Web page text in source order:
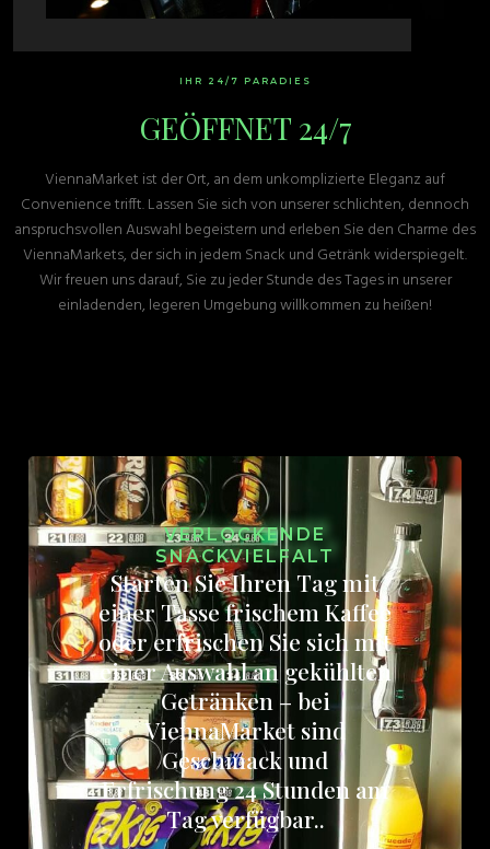
IHR 24/7 PARADIES
GEÖFFNET 24/7
ViennaMarket ist der Ort, an dem unkomplizierte Eleganz auf
Convenience trifft. Lassen Sie sich von unserer schlichten, dennoch
anspruchsvollen Auswahl begeistern und erleben Sie den Charme des
ViennaMarkets, der sich in jedem Snack und Getränk widerspiegelt.
Wir freuen uns darauf, Sie zu jeder Stunde des Tages in unserer
einladenden, legeren Umgebung willkommen zu heißen!
VERLOCKENDE
SNACKVIELFALT
Starten Sie Ihren Tag mit
einer Tasse frischem Kaffee
oder erfrischen Sie sich mit
einer Auswahl an gekühlten
Getränken – bei
ViennaMarket sind
Geschmack und
Erfrischung 24 Stunden am
Tag verfügbar..